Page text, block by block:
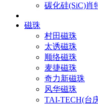
碳化硅(SiC)肖
磁珠
村田磁珠
太诱磁珠
顺络磁珠
麦捷磁珠
奇力新磁珠
风华磁珠
TAI-TECH(台